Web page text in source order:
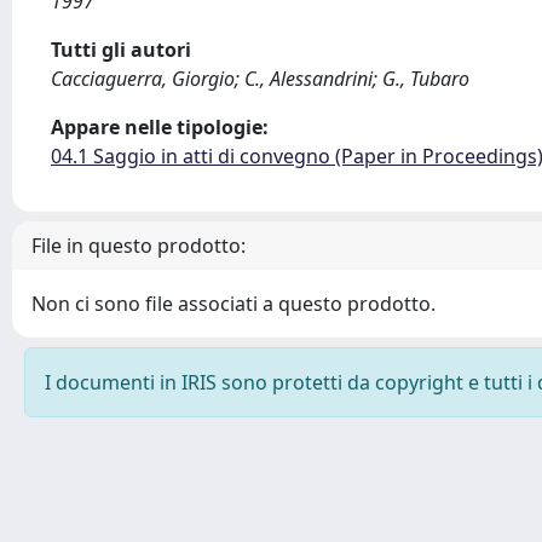
Tutti gli autori
Cacciaguerra, Giorgio; C., Alessandrini; G., Tubaro
Appare nelle tipologie:
04.1 Saggio in atti di convegno (Paper in Proceedings)
File in questo prodotto:
Non ci sono file associati a questo prodotto.
I documenti in IRIS sono protetti da copyright e tutti